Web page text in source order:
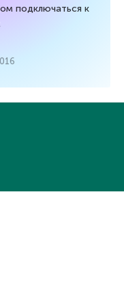
подключаться к